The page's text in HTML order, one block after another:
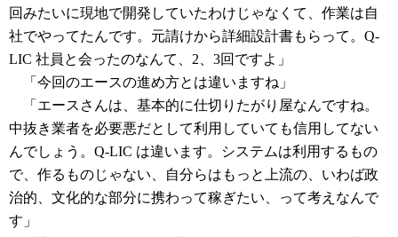
回みたいに現地で開発していたわけじゃなくて、作業は自
社でやってたんです。元請けから詳細設計書もらって。Q-
LIC 社員と会ったのなんて、2、3回ですよ」
「今回のエースの進め方とは違いますね」
「エースさんは、基本的に仕切りたがり屋なんですね。
中抜き業者を必要悪だとして利用していても信用してない
んでしょう。Q-LIC は違います。システムは利用するもの
で、作るものじゃない、自分らはもっと上流の、いわば政
治的、文化的な部分に携わって稼ぎたい、って考えなんで
す」